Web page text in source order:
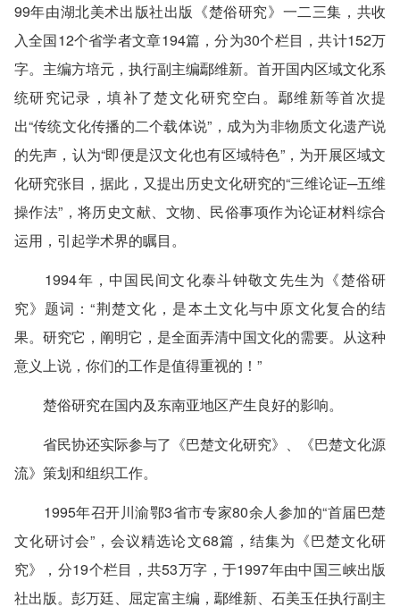
99年由湖北美术出版社出版《楚俗研究》一二三集，共收
入全国12个省学者文章194篇，分为30个栏目，共计152万
字。主编方培元，执行副主编鄢维新。首开国内区域文化系
统研究记录，填补了楚文化研究空白。鄢维新等首次提
出“传统文化传播的二个载体说”，成为为非物质文化遗产说
的先声，认为“即便是汉文化也有区域特色”，为开展区域文
化研究张目，据此，又提出历史文化研究的“三维论证─五维
操作法”，将历史文献、文物、民俗事项作为论证材料综合
运用，引起学术界的瞩目。
1994年，中国民间文化泰斗钟敬文先生为《楚俗研
究》题词：“荆楚文化，是本土文化与中原文化复合的结
果。研究它，阐明它，是全面弄清中国文化的需要。从这种
意义上说，你们的工作是值得重视的！”
楚俗研究在国内及东南亚地区产生良好的影响。
省民协还实际参与了《巴楚文化研究》、《巴楚文化源
流》策划和组织工作。
1995年召开川渝鄂3省市专家80余人参加的“首届巴楚
文化研讨会”，会议精选论文68篇，结集为《巴楚文化研
究》，分19个栏目，共53万字，于1997年由中国三峡出版
社出版。彭万廷、屈定富主编，鄢维新、石美玉任执行副主